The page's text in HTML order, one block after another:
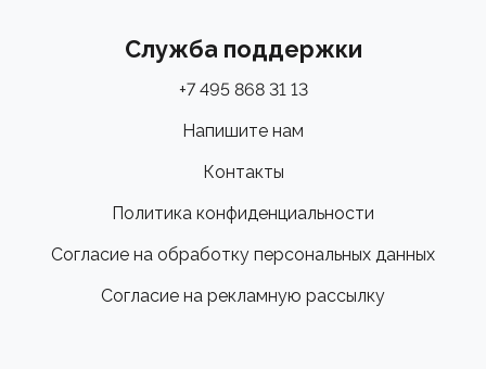
Служба поддержки
+7 495 868 31 13
Напишите нам
Контакты
Политика конфиденциальности
Согласие на обработку персональных данных
Согласие на рекламную рассылку